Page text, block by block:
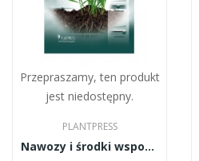
Przepraszamy, ten produkt
jest niedostępny.
PLANTPRESS
Nawozy i środki wspomagające do upraw w polu